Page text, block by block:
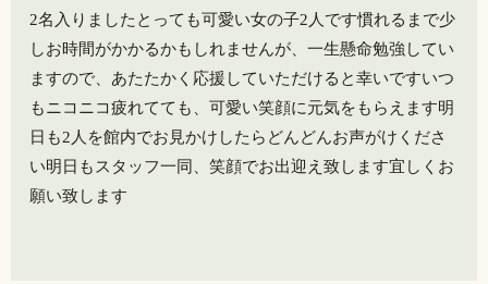
2名入りましたとっても可愛い女の子2人です慣れるまで少
しお時間がかかるかもしれませんが、一生懸命勉強してい
ますので、あたたかく応援していただけると幸いですいつ
もニコニコ️疲れてても、可愛い笑顔に元気をもらえます明
日も2人を館内でお見かけしたらどんどんお声がけくださ
い明日もスタッフ一同、笑顔でお出迎え致します宜しくお
願い致します️